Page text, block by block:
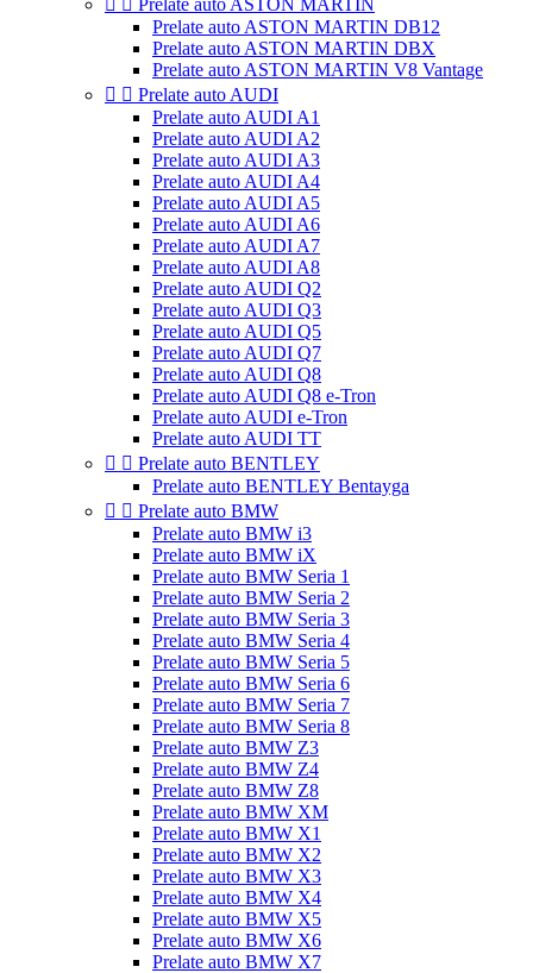
  Prelate auto ASTON MARTIN
Prelate auto ASTON MARTIN DB12
Prelate auto ASTON MARTIN DBX
Prelate auto ASTON MARTIN V8 Vantage
  Prelate auto AUDI
Prelate auto AUDI A1
Prelate auto AUDI A2
Prelate auto AUDI A3
Prelate auto AUDI A4
Prelate auto AUDI A5
Prelate auto AUDI A6
Prelate auto AUDI A7
Prelate auto AUDI A8
Prelate auto AUDI Q2
Prelate auto AUDI Q3
Prelate auto AUDI Q5
Prelate auto AUDI Q7
Prelate auto AUDI Q8
Prelate auto AUDI Q8 e-Tron
Prelate auto AUDI e-Tron
Prelate auto AUDI TT
  Prelate auto BENTLEY
Prelate auto BENTLEY Bentayga
  Prelate auto BMW
Prelate auto BMW i3
Prelate auto BMW iX
Prelate auto BMW Seria 1
Prelate auto BMW Seria 2
Prelate auto BMW Seria 3
Prelate auto BMW Seria 4
Prelate auto BMW Seria 5
Prelate auto BMW Seria 6
Prelate auto BMW Seria 7
Prelate auto BMW Seria 8
Prelate auto BMW Z3
Prelate auto BMW Z4
Prelate auto BMW Z8
Prelate auto BMW XM
Prelate auto BMW X1
Prelate auto BMW X2
Prelate auto BMW X3
Prelate auto BMW X4
Prelate auto BMW X5
Prelate auto BMW X6
Prelate auto BMW X7